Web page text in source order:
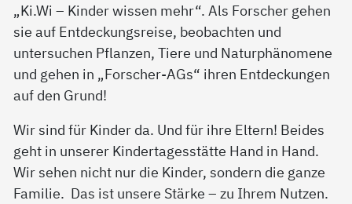
„Ki.Wi – Kinder wissen mehr“. Als Forscher gehen
sie auf Entdeckungsreise, beobachten und
untersuchen Pflanzen, Tiere und Naturphänomene
und gehen in „Forscher-AGs“ ihren Entdeckungen
auf den Grund!
Wir sind für Kinder da. Und für ihre Eltern! Beides
geht in unserer Kindertagesstätte Hand in Hand.
Wir sehen nicht nur die Kinder, sondern die ganze
Familie. Das ist unsere Stärke – zu Ihrem Nutzen.